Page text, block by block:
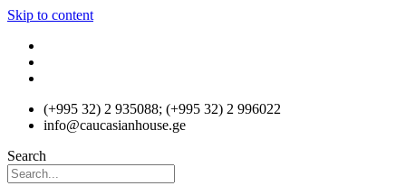
Skip to content
(+995 32) 2 935088; (+995 32) 2 996022
info@caucasianhouse.ge
Search